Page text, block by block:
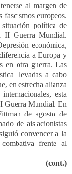
al margen de
fascismos europeos.
política de
II Guerra Mundial.
económica,
a Europa y
en otra guerra. Las
llevadas a cabo
en estrecha alianza
esta
I Guerra Mundial. En
de agosto de
de aislacionistas
convencer a la
frente al
(cont.)